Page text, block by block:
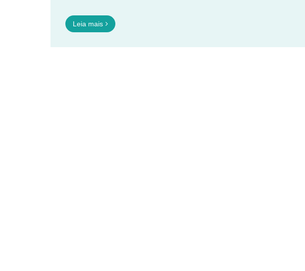
Leia mais